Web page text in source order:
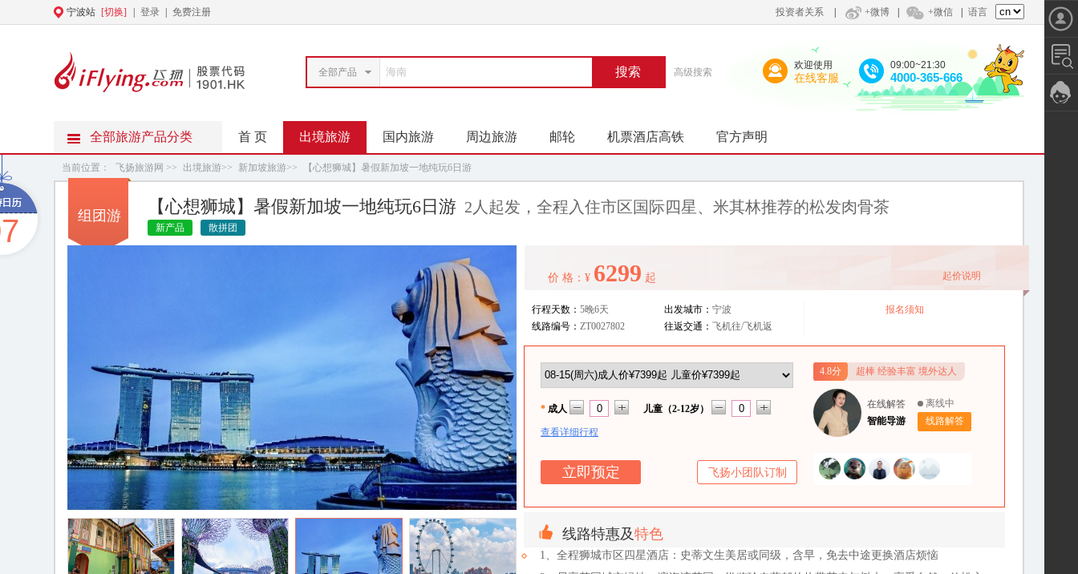
宁波站 [切换] 登录 免费注册 投资者关系 +微博 +微信 语言
全部产品 搜索 高级搜索
欢迎使用
在线客服
09:00~21:30
4000-365-666
全部旅游产品分类 首 页 出境旅游 国内旅游 周边旅游 邮轮 机票酒店高铁 官方声明
当前位置： 飞扬旅游网 >> 出境旅游>> 新加坡旅游>> 【心想狮城】暑假新加坡一地纯玩6日游
组团游 【心想狮城】暑假新加坡一地纯玩6日游 2人起发，全程入住市区国际四星、米其林推荐的松发肉骨茶
新产品 散拼团
价 格：¥ 6299 起 起价说明
行程天数： 5晚6天 出发城市： 宁波
线路编号： ZT0027802 往返交通： 飞机往/飞机返
报名须知
* 成人 儿童（2-12岁）
查看详细行程
飞扬小团队订制
4.8分 超棒 经验丰富 境外达人
在线解答
智能导游
离线中
线路解答
线路特惠及特色
1、全程狮城市区四星酒店：史蒂文生美居或同级，含早，免去中途更换酒店烦恼